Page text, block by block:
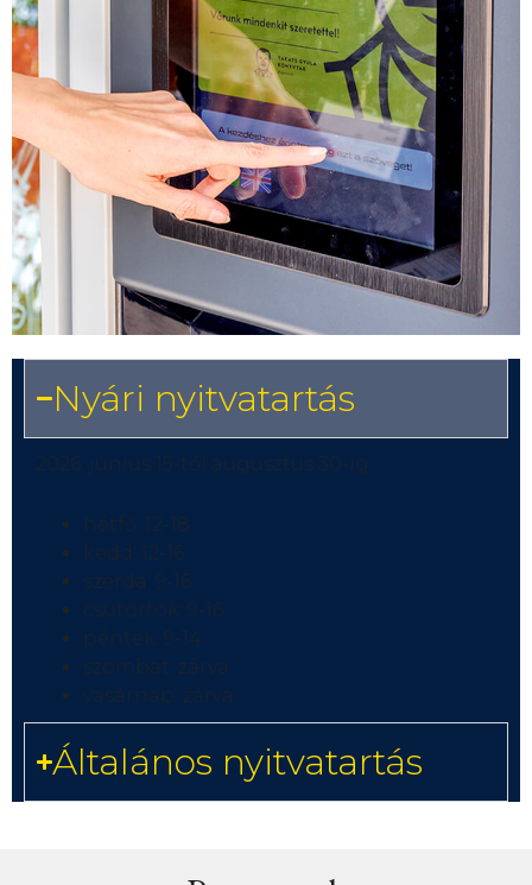
Nyári nyitvatartás
2026. június 15-től augusztus 30-ig:
hétfő: 12-18
kedd: 12-16
szerda: 9-16
csütörtök: 9-16
péntek: 9-14
szombat: zárva
vasárnap: zárva
Általános nyitvatartás